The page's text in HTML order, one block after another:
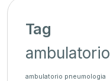
Tag
ambulatorio
ambulatorio pneumologia